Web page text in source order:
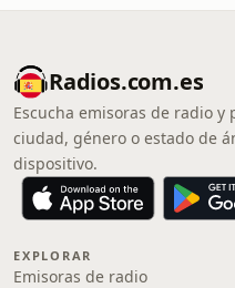
Radios.com.es
Escucha emisoras de radio y
ciudad, género o estado de
dispositivo.
EXPLORAR
Emisoras de radio